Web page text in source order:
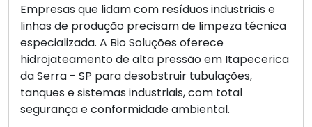
Empresas que lidam com resíduos industriais e
linhas de produção precisam de limpeza técnica
especializada. A Bio Soluções oferece
hidrojateamento de alta pressão em Itapecerica
da Serra - SP para desobstruir tubulações,
tanques e sistemas industriais, com total
segurança e conformidade ambiental.